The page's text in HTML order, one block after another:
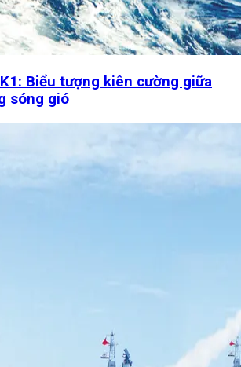
Biểu tượng kiên cường giữa
sóng gió